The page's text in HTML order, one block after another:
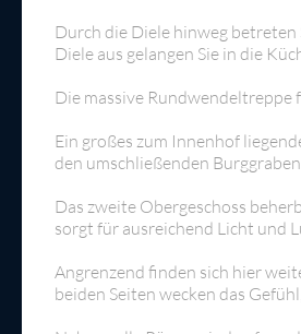
Durch die Diele hinweg
Diele aus gelangen Sie in die
Die massive Rundwendeltreppe
Ein großes zum Innenhof
den umschließenden
Das zweite Obergeschoss
sorgt für ausreichend Licht und
Angrenzend finden sich hier
beiden Seiten wecken das